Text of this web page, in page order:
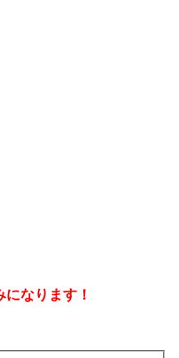
なります！